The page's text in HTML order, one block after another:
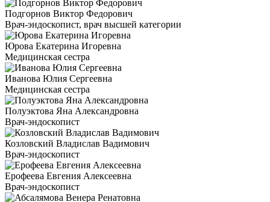
Подгорнов Виктор Федорович
Врач-эндоскопист, врач высшей категории
Юрова Екатерина Игоревна
Медицинская сестра
Иванова Юлия Сергеевна
Медицинская сестра
Полуэктова Яна Александровна
Врач-эндоскопист
Козловский Владислав Вадимович
Врач-эндоскопист
Ерофеева Евгения Алексеевна
Врач-эндоскопист